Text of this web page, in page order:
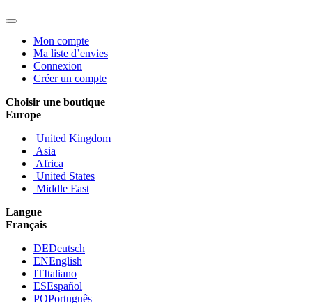
Mon compte
Ma liste d’envies
Connexion
Créer un compte
Choisir une boutique
Europe
United Kingdom
Asia
Africa
United States
Middle East
Langue
Français
DEDeutsch
ENEnglish
ITItaliano
ESEspañol
POPortuguês